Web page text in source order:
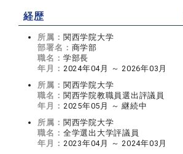
経歴
所属： 関西学院大学
部署名： 商学部
職名： 学部長
年月： 2024年04月 ～ 2026年03月
所属： 関西学院大学
職名： 関西学院教職員選出評議員
年月： 2025年05月 ～ 継続中
所属： 関西学院大学
職名： 全学選出大学評議員
年月： 2023年04月 ～ 2024年03月